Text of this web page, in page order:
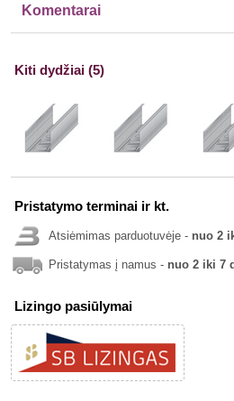
Komentarai
Kiti dydžiai (5)
Pristatymo terminai ir kt.
Atsiėmimas parduotuvėje - nuo 2
Pristatymas į namus - nuo 2 iki 7
Lizingo pasiūlymai